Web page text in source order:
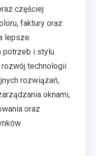
częściej
faktury oraz
lepsze
potrzeb i stylu
technologii
rozwiązań,
oknami,
oraz